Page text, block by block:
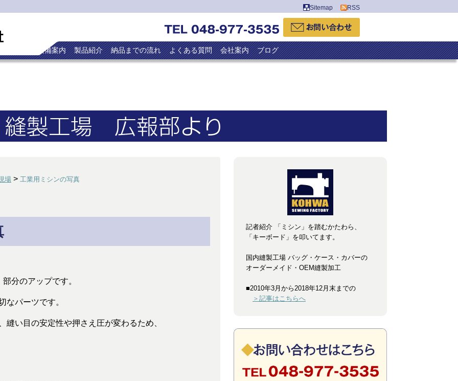
Sitemap RSS
設備案内 製品紹介 納品までの流れ よくある質問 会社案内 ブログ
場 > 工業用ミシンの写真
分のアップです。
なパーツです。
い目の安定性や押さえ圧が変わるため、
記者紹介 「ミシン」を踏むかたわら、
「キーボード」を叩いてます。
国内縫製工場 バッグ・ケース・カバーの
オーダーメイド・OEM縫製加工
■2010年3月から2018年12月末までの
＞記事はこちらへ